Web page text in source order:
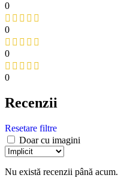
0
0
0
0
Recenzii
Resetare filtre
Doar cu imagini
Nu există recenzii până acum.